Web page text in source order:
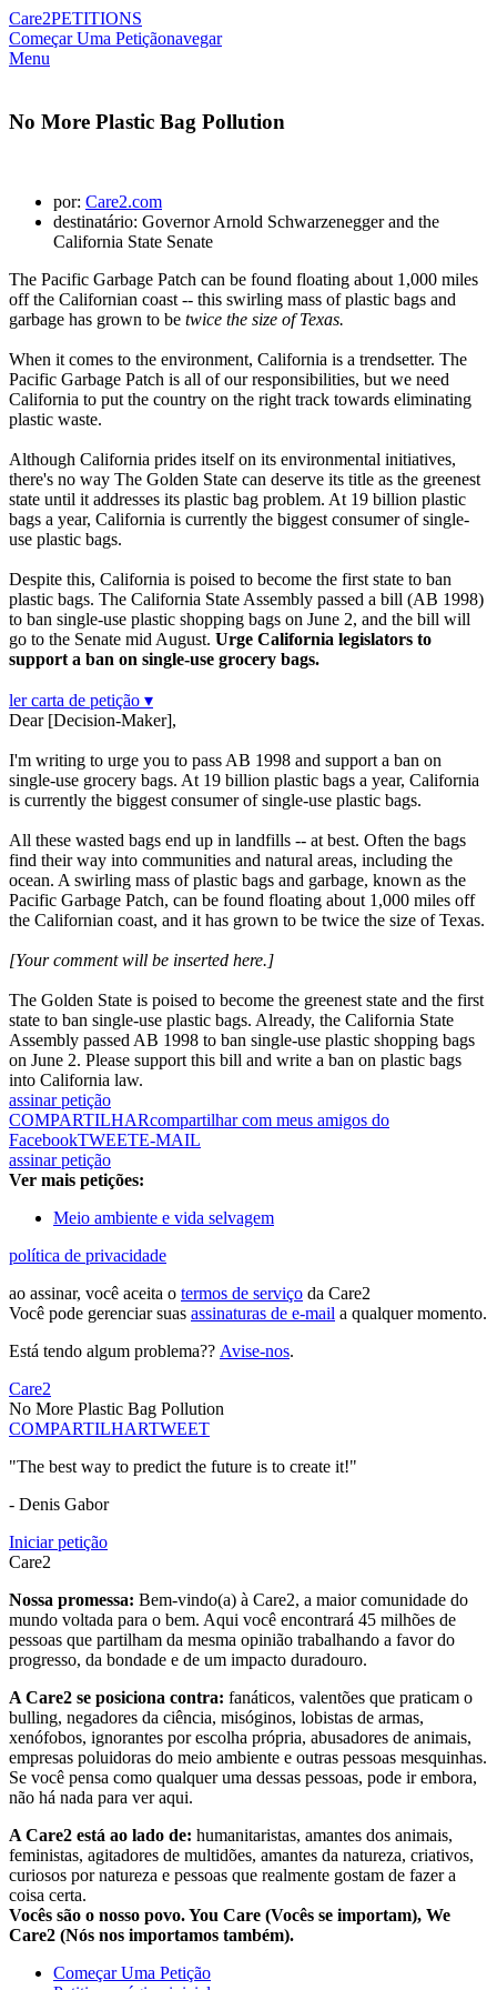
Care2PETITIONS
Começar Uma Petiçãonavegar
Menu
No More Plastic Bag Pollution
por: Care2.com
destinatário: Governor Arnold Schwarzenegger and the
California State Senate
The Pacific Garbage Patch can be found floating about 1,000 miles
off the Californian coast -- this swirling mass of plastic bags and
garbage has grown to be twice the size of Texas.
When it comes to the environment, California is a trendsetter. The
Pacific Garbage Patch is all of our responsibilities, but we need
California to put the country on the right track towards eliminating
plastic waste.
Although California prides itself on its environmental initiatives,
there's no way The Golden State can deserve its title as the greenest
state until it addresses its plastic bag problem. At 19 billion plastic
bags a year, California is currently the biggest consumer of single-
use plastic bags.
Despite this, California is poised to become the first state to ban
plastic bags. The California State Assembly passed a bill (AB 1998)
to ban single-use plastic shopping bags on June 2, and the bill will
go to the Senate mid August. Urge California legislators to
support a ban on single-use grocery bags.
ler carta de petição ▾
Dear [Decision-Maker],
I'm writing to urge you to pass AB 1998 and support a ban on
single-use grocery bags. At 19 billion plastic bags a year, California
is currently the biggest consumer of single-use plastic bags.
All these wasted bags end up in landfills -- at best. Often the bags
find their way into communities and natural areas, including the
ocean. A swirling mass of plastic bags and garbage, known as the
Pacific Garbage Patch, can be found floating about 1,000 miles off
the Californian coast, and it has grown to be twice the size of Texas.
[Your comment will be inserted here.]
The Golden State is poised to become the greenest state and the first
state to ban single-use plastic bags. Already, the California State
Assembly passed AB 1998 to ban single-use plastic shopping bags
on June 2. Please support this bill and write a ban on plastic bags
into California law.
assinar petição
COMPARTILHARcompartilhar com meus amigos do
FacebookTWEETE-MAIL
assinar petição
Ver mais petições:
Meio ambiente e vida selvagem
política de privacidade
ao assinar, você aceita o termos de serviço da Care2
Você pode gerenciar suas assinaturas de e-mail a qualquer momento.
Está tendo algum problema?? Avise-nos.
Care2
No More Plastic Bag Pollution
COMPARTILHARTWEET
"The best way to predict the future is to create it!"
- Denis Gabor
Iniciar petição
Care2
Nossa promessa: Bem-vindo(a) à Care2, a maior comunidade do
mundo voltada para o bem. Aqui você encontrará 45 milhões de
pessoas que partilham da mesma opinião trabalhando a favor do
progresso, da bondade e de um impacto duradouro.
A Care2 se posiciona contra: fanáticos, valentões que praticam o
bulling, negadores da ciência, misóginos, lobistas de armas,
xenófobos, ignorantes por escolha própria, abusadores de animais,
empresas poluidoras do meio ambiente e outras pessoas mesquinhas.
Se você pensa como qualquer uma dessas pessoas, pode ir embora,
não há nada para ver aqui.
A Care2 está ao lado de: humanitaristas, amantes dos animais,
feministas, agitadores de multidões, amantes da natureza, criativos,
curiosos por natureza e pessoas que realmente gostam de fazer a
coisa certa.
Vocês são o nosso povo. You Care (Vocês se importam), We
Care2 (Nós nos importamos também).
Começar Uma Petição